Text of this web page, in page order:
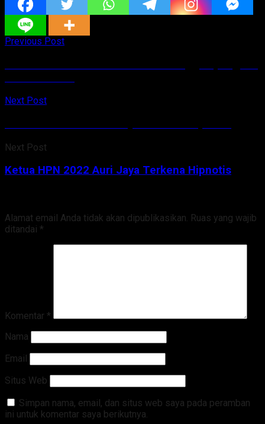
Previous Post
Next Post
Next Post
Ketua HPN 2022 Auri Jaya Terkena Hipnotis
Alamat email Anda tidak akan dipublikasikan. Ruas yang wajib
ditandai *
Komentar *
Nama
Email
Situs Web
Simpan nama, email, dan situs web saya pada peramban
ini untuk komentar saya berikutnya.